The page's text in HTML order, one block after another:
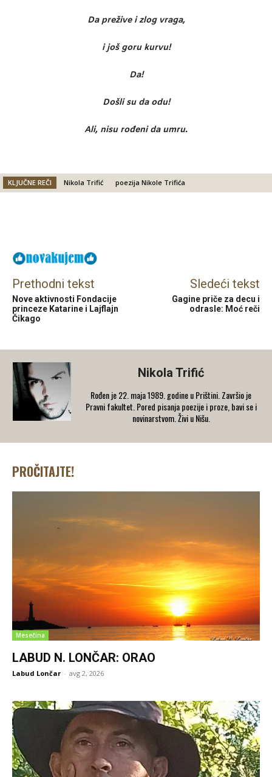
Da prežive i zlog vraga,
i još goru kurvu!
Da!
Došli su da odu!
Ali, nisu rođeni da umru.
KLJUČNE REČI Nikola Trifić poezija Nikole Trifića
Prethodni tekst
Nove aktivnosti Fondacije
princeze Katarine i Lajflajn
Čikago
Sledeći tekst
Gagine priče za decu i
odrasle: Moć reči
Nikola Trifić
Rođen je 22. maja 1989. godine u Prištini. Završio je
Pravni fakultet. Pored pisanja poezije i proze, bavi se i
novinarstvom. Živi u Nišu.
PROČITAJTE!
Mesečina
LABUD N. LONČAR: ORAO
Labud Lončar - avg 2, 2026